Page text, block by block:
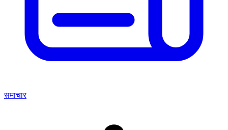
समाचार